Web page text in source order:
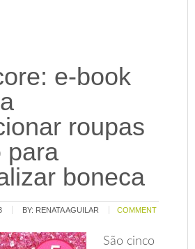
e-book
roupas
para
boneca
BY: RENATA AGUILAR COMMENT
São cinco